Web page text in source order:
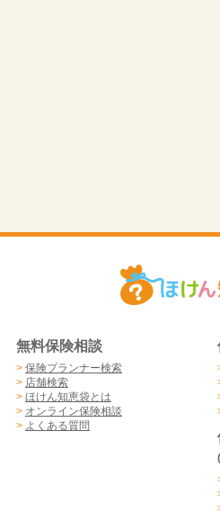
無料保険相談
> 保険プランナー検索
> 店舗検索
> ほけん知恵袋とは
> オンライン保険相談
> よくある質問